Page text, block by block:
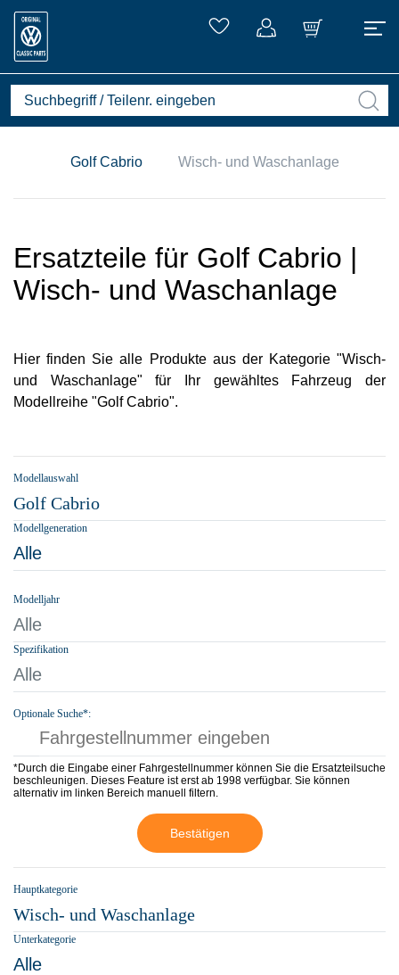
Golf Cabrio Wisch- und Waschanlage
Ersatzteile für Golf Cabrio |
Wisch- und Waschanlage
Hier finden Sie alle Produkte aus der Kategorie "Wisch-
und Waschanlage" für Ihr gewähltes Fahrzeug der
Modellreihe "Golf Cabrio".
Modellauswahl
Golf Cabrio
Modellgeneration
Alle
Modelljahr
Alle
Spezifikation
Alle
Optionale Suche*:
*Durch die Eingabe einer Fahrgestellnummer können Sie die Ersatzteilsuche
beschleunigen. Dieses Feature ist erst ab 1998 verfügbar. Sie können
alternativ im linken Bereich manuell filtern.
Bestätigen
Hauptkategorie
Wisch- und Waschanlage
Unterkategorie
Alle